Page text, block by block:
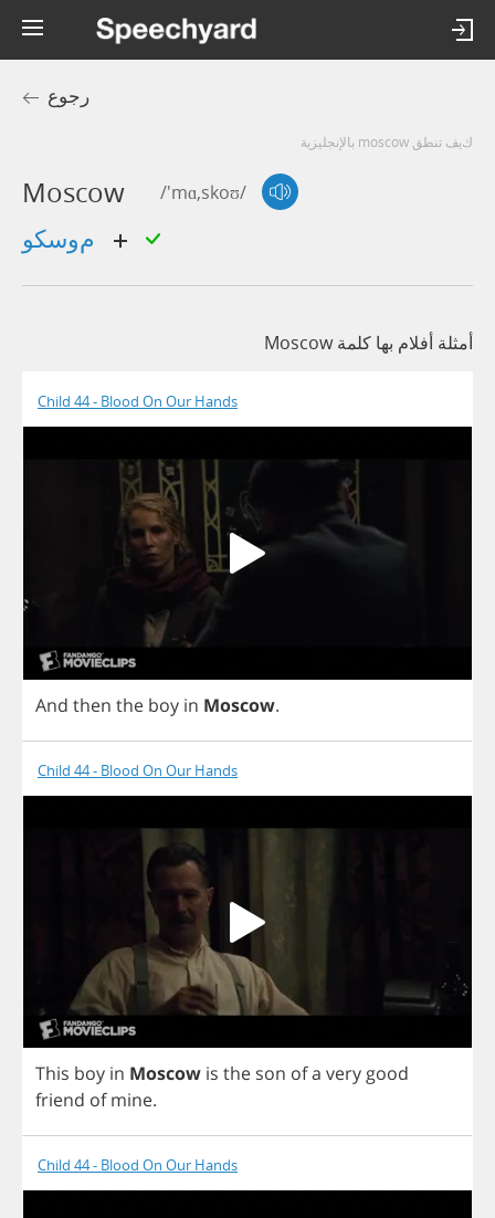
رجوع
كيف تنطق moscow بالإنجليزية
Moscow /'mɑ,skoʊ/
أمثلة أفلام بها كلمة Moscow
Child 44 - Blood On Our Hands
And then the boy in Moscow.
Child 44 - Blood On Our Hands
This boy in Moscow is the son ofa very good
friend of mine.
Child 44 - Blood On Our Hands